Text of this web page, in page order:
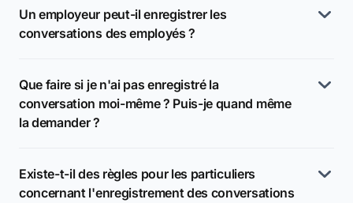
Un employeur peut-il enregistrer les
conversations des employés ?
Que faire si je n'ai pas enregistré la
conversation moi-même ? Puis-je quand même
la demander ?
Existe-t-il des règles pour les particuliers
concernant l'enregistrement des conversations